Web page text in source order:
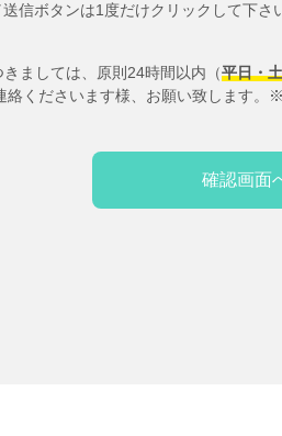
信ボタンは1度だけクリックして下さ
ましては、原則24時間以内（平日・
絡くださいます様、お願い致します。